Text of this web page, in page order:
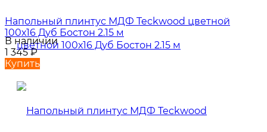
Напольный плинтус МДФ Teckwood цветной
100х16 Дуб Бостон 2.15 м
В наличии
1 345₽
Купить